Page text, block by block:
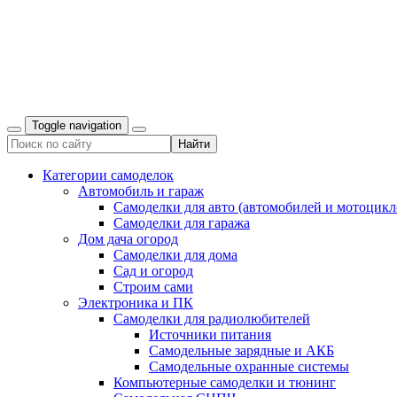
Toggle navigation
Категории самоделок
Автомобиль и гараж
Самоделки для авто (автомобилей и
Самоделки для гаража
Дом дача огород
Самоделки для дома
Сад и огород
Строим сами
Электроника и ПК
Самоделки для радиолюбителей
Источники питания
Самодельные зарядные и АКБ
Самодельные охранные системы
Компьютерные самоделки и тюнинг